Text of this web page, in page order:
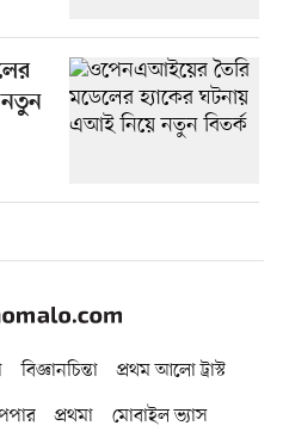
নতুন
বিজ্ঞানচিন্তা
প্রথম আলো ট্রাস্ট
প্রথমা মোবাইল ভ্যাস